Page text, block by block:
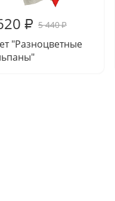
₽ 5 440₽
"Разноцветные